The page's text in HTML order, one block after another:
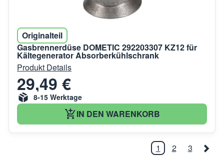
Originalteil
Gasbrennerdüse DOMETIC 292203307 KZ12 für
Kältegenerator Absorberkühlschrank
Produkt Details
29,49 €
8-15 Werktage
IN DEN WARENKORB
1 2 3